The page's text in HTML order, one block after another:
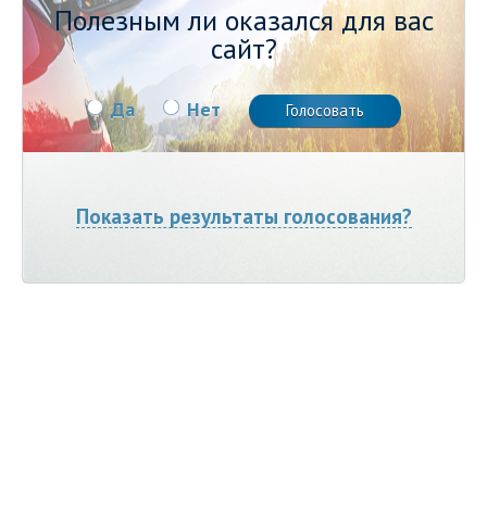
Полезным ли оказался для вас
сайт?
Да Нет
Показать результаты голосования?